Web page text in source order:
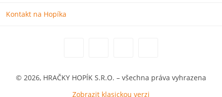
Kontakt na Hopíka
© 2026, HRAČKY HOPÍK S.R.O. – všechna práva vyhrazena
Zobrazit klasickou verzi